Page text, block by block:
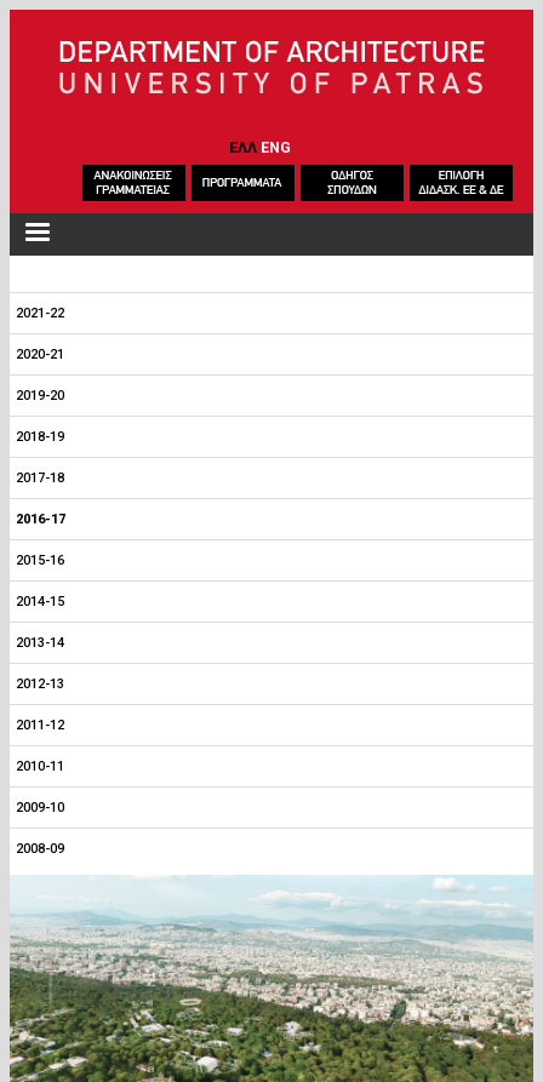
ΕΛΛ ENG
2021-22
2020-21
2019-20
2018-19
2017-18
2016-17
2015-16
2014-15
2013-14
2012-13
2011-12
2010-11
2009-10
2008-09